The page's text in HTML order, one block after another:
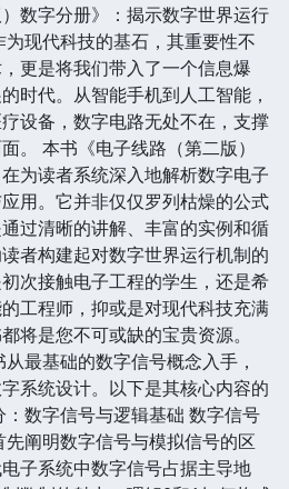
）数字分册》：揭示数字世界运行
现代科技的基石，其重要性不
更是将我们带入了一个信息爆
时代。从智能手机到人工智能，
设备，数字电路无处不在，支撑
。 本书《电子线路（第二版）
为读者系统深入地解析数字电子
用。它并非仅仅罗列枯燥的公式
过清晰的讲解、丰富的实例和循
者构建起对数字世界运行机制的
次接触电子工程的学生，还是希
工程师，抑或是对现代科技充满
将是您不可或缺的宝贵资源。
最基础的数字信号概念入手，
系统设计。以下是其核心内容的
数字信号与逻辑基础 数字信号
阐明数字信号与模拟信号的区
子系统中数字信号占据主导地